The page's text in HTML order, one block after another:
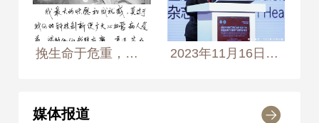
挽生命于危重，继医学以创新 2014年8月10日， 摄于沈阳军区总医院心血管内科 摄影师：黄慧靖、侯艺兵 2023年11月16日，韩雅玲院士在北京召开的国家重点研发计划“脉络学说营卫理论指导系统干预心血管事件链研究”成果发布会上致辞
媒体报道